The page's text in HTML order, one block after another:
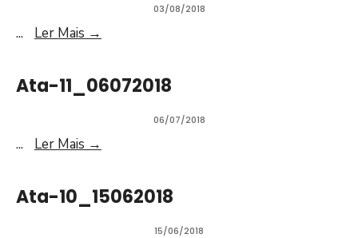
03/08/2018
... Ler Mais →
Ata-11_06072018
06/07/2018
... Ler Mais →
Ata-10_15062018
15/06/2018